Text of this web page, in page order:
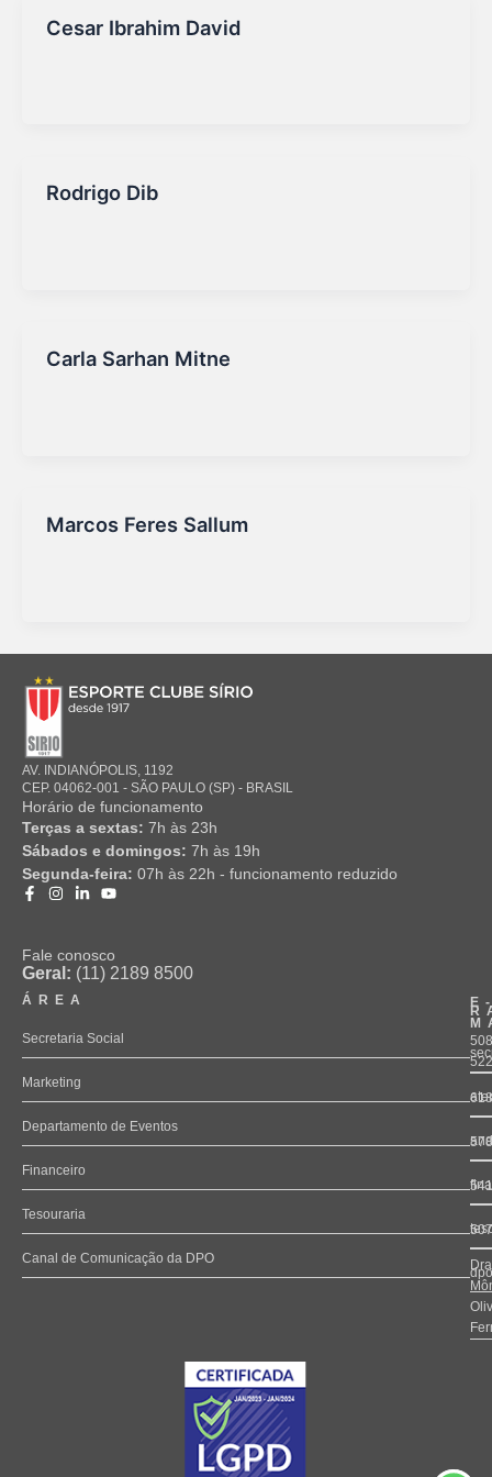
Cesar Ibrahim David
Rodrigo Dib
Carla Sarhan Mitne
Marcos Feres Sallum
AV. INDIANÓPOLIS, 1192
CEP. 04062-001 - SÃO PAULO (SP) - BRASIL
Horário de funcionamento
Terças a sextas: 7h às 23h
Sábados e domingos: 7h às 19h
Segunda-feira: 07h às 22h - funcionamento reduzido
Fale conosco
Geral: (11) 2189 8500
ÁREA
Secretaria Social
Marketing
Departamento de Eventos
Financeiro
Tesouraria
Canal de Comunicação da DPO
522
618
578
541
507